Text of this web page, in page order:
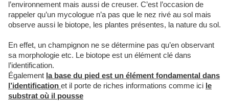
l’environnement mais aussi de creuser. C’est l’occasion de
rappeler qu’un mycologue n’a pas que le nez rivé au sol mais
observe aussi le biotope, les plantes présentes, la nature du sol.
En effet, un champignon ne se détermine pas qu’en observant
sa morphologie etc. Le biotope est un élément clé dans
l’identification.
Également la base du pied est un élément fondamental dans
l’identification et il porte de riches informations comme ici le
substrat où il pousse